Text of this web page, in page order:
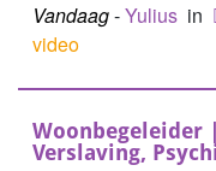
Vandaag-Yulius in
video
Woonbegeleider
Verslaving,